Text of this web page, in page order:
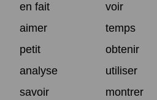
en fait
voir
aimer
temps
petit
obtenir
analyse
utiliser
savoir
montrer